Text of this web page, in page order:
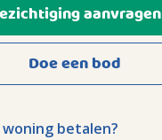
aanvragen
Doe een bod
woning betalen?